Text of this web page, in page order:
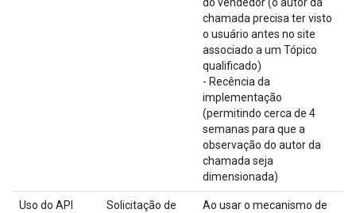
chamada precisa ter visto
o usuário antes no site
associado a um Tópico
qualificado)
- Recência da
implementação
(permitindo cerca de 4
semanas para que a
observação do autor da
chamada seja
dimensionada)
Uso do API
Solicitação de
Ao usar o mecanismo de